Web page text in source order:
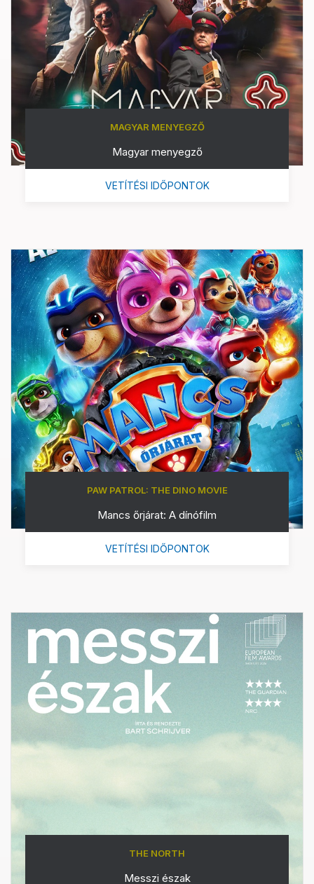
MAGYAR MENYEGZŐ
Magyar menyegző
VETÍTÉSI IDŐPONTOK
PAW PATROL: THE DINO MOVIE
Mancs őrjárat: A dínófilm
VETÍTÉSI IDŐPONTOK
THE NORTH
Messzi észak